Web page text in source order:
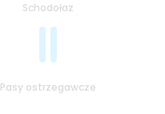
Schodołaz
Pasy ostrzegawcze